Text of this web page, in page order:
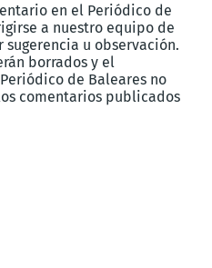
en el Periódico de
a nuestro equipo de
u observación.
borrados y el
de Baleares no
comentarios publicados